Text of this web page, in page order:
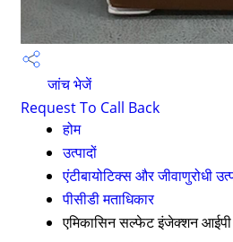
जांच भेजें
Request To Call Back
होम
उत्पादों
एंटीबायोटिक्स और जीवाणुरोधी
पीसीडी मताधिकार
एमिकासिन सल्फेट इंजेक्शन आईपी